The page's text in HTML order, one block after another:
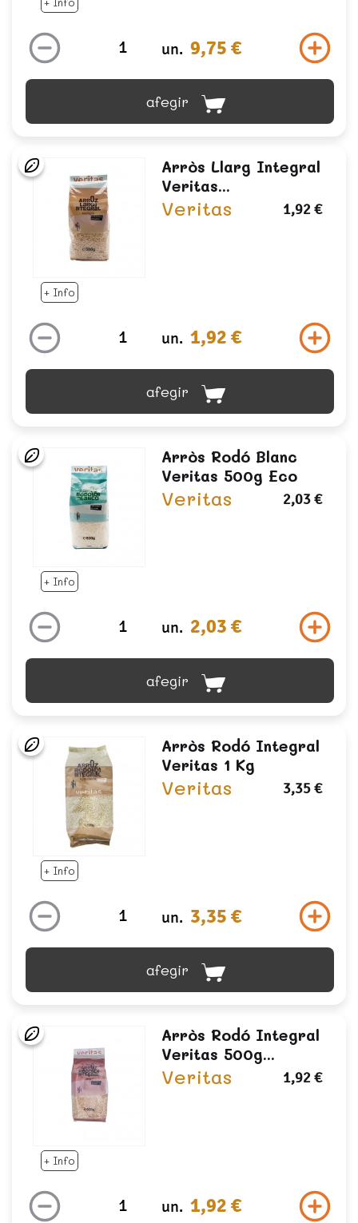
un. 9,75 €
afegir
+ Info
Arròs Llarg Integral
Veritas...
Veritas 1,92 €
un. 1,92 €
afegir
+ Info
Arròs Rodó Blanc
Veritas 500g Eco
Veritas 2,03 €
un. 2,03 €
afegir
+ Info
Arròs Rodó Integral
Veritas 1 Kg
Veritas 3,35 €
un. 3,35 €
afegir
+ Info
Arròs Rodó Integral
Veritas 500g...
Veritas 1,92 €
un. 1,92 €